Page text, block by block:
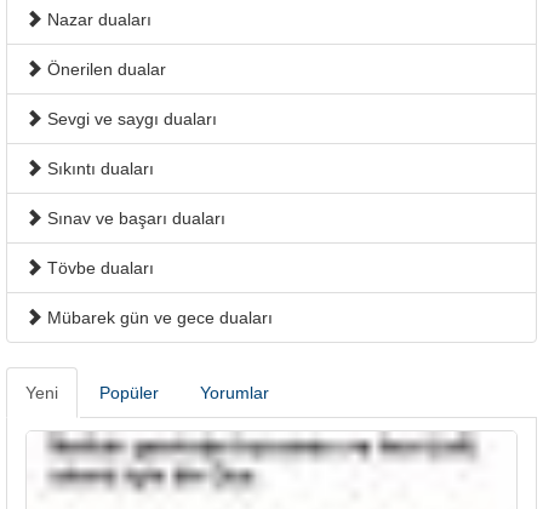
Nazar duaları
Önerilen dualar
Sevgi ve saygı duaları
Sıkıntı duaları
Sınav ve başarı duaları
Tövbe duaları
Mübarek gün ve gece duaları
Yeni Popüler Yorumlar